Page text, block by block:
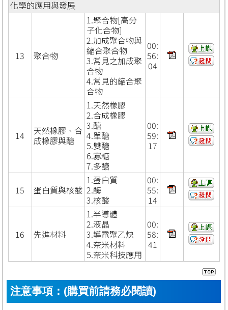
化學的應用與發展
13 聚合物
1.聚合物[高分
子化合物]
2.加成聚合物與
縮合聚合物
3.常見之加成聚
合物
4.常見的縮合聚
合物
00:
56:
04
14
天然橡膠、合
成橡膠與醣
1.天然橡膠
2.合成橡膠
3.醣
4.單醣
5.雙醣
6.寡糖
7.多醣
00:
59:
17
15 蛋白質與核酸
1.蛋白質
2.酶
3.核酸
00:
55:
14
16 先進材料
1.半導體
2.液晶
3.導電聚乙炔
4.奈米材料
5.奈米科技應用
00:
58:
41
注意事項：(購買前請務必閱讀)